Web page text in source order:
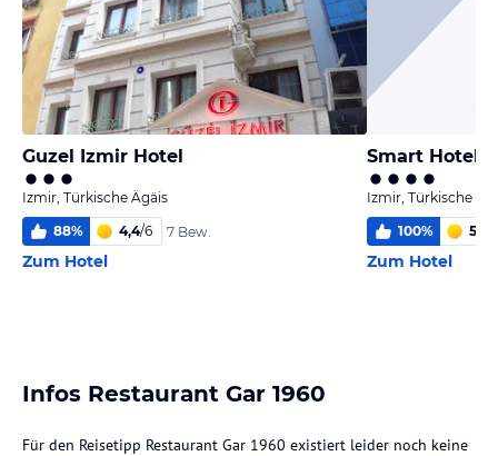
Guzel Izmir Hotel
Izmir, Türkische Ägäis
88% 4,4/6 7 Bew.
Zum Hotel
Smart Hotel
Izmir, Türkische
100% 5,9
Zum Hotel
Infos Restaurant Gar 1960
Für den Reisetipp Restaurant Gar 1960 existiert leider noch keine